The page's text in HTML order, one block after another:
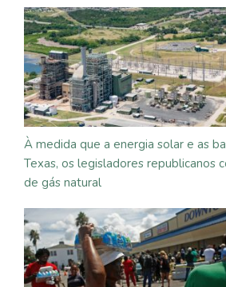
À medida que a energia solar e as
Texas, os legisladores republicanos
de gás natural